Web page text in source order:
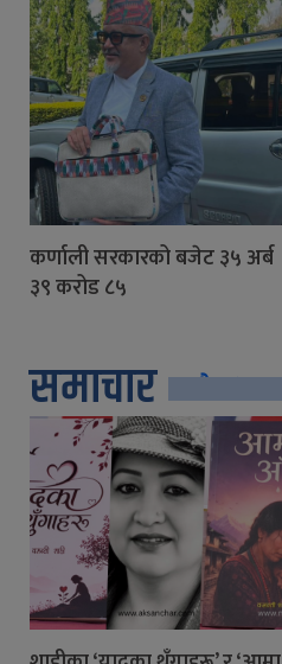
कर्णाली सरकारको बजेट ३५ अर्ब
३९ करोड ८५
समाचार सबै